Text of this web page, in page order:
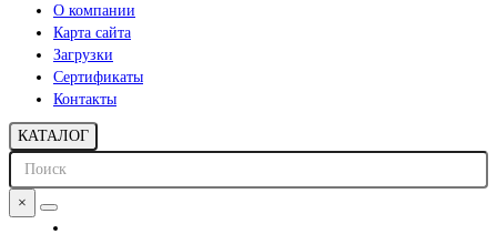
О компании
Карта сайта
Загрузки
Сертификаты
Контакты
КАТАЛОГ
×